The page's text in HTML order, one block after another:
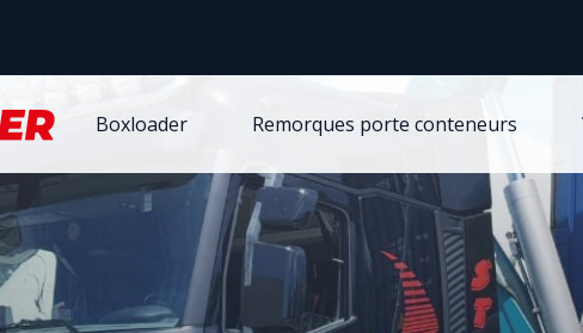
Boxloader Remorques porte conteneurs